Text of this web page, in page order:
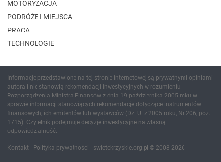
MOTORYZACJA
PODRÓŻE I MIEJSCA
PRACA
TECHNOLOGIE
Informacje przedstawione na tej stronie internetowej są prywatnymi opiniami
autora i nie stanowią rekomendacji inwestycyjnych w rozumieniu
Rozporządzenia Ministra Finansów z dnia 19 października 2005 roku w
sprawie informacji stanowiących rekomendacje dotyczące instrumentów
finansowych, ich emitentów lub wystawców (Dz. U. z 2005 roku, Nr 206, poz.
1715). Czytelnik podejmuje decyzje inwestycyjne na własną
odpowiedzialność.
Kontakt Polityka prywatności | swietokrzyskie.org.pl © 2008-2026